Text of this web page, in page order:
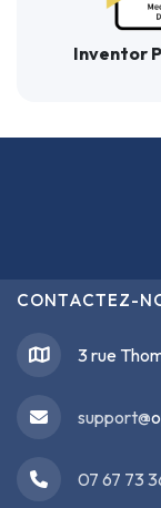
Inventor
CONTACTEZ-
3 rue
support@
07 67 73